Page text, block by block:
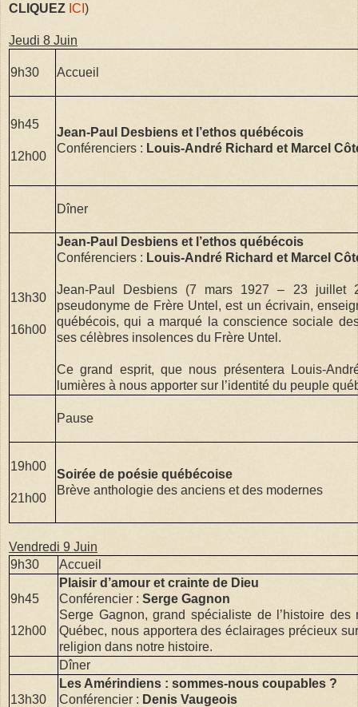
CLIQUEZ ICI )
Jeudi 8 Juin
9h30 Accueil
9h45
12h00
Jean-Paul Desbiens et l’ethos québécois
Conférenciers : Louis-André Richard et Marcel
Dîner
13h30
16h00
Jean-Paul Desbiens et l’ethos québécois
Conférenciers : Louis-André Richard et Marcel
Jean-Paul Desbiens (7 mars 1927 – 23 juillet
pseudonyme de Frère Untel, est un écrivain,
québécois, qui a marqué la conscience sociale
ses célèbres insolences du Frère Untel.
Ce grand esprit, que nous présentera Louis-
lumières à nous apporter sur l’identité du peuple
Pause
19h00
21h00
Soirée de poésie québécoise
Brève anthologie des anciens et des modernes
Vendredi 9 Juin
9h30
Accueil
9h45
12h00
Plaisir d’amour et crainte de Dieu
Conférencier : Serge Gagnon
Serge Gagnon, grand spécialiste de l’histoire
Québec, nous apportera des éclairages précieux
religion dans notre histoire.
Dîner
13h30
Les Amérindiens : sommes-nous coupables ?
Conférencier : Denis Vaugeois